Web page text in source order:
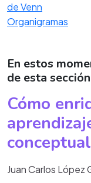
de Venn
Organigramas
En estos
de esta sección
Cómo
Juan Carlos López